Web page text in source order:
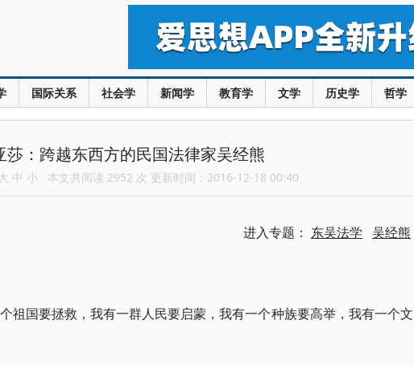
国际关系 社会学 新闻学 教育学 文学 历史学 哲学
莎：跨越东西方的民国法律家吴经熊
中 小 本文共阅读 2952 次 更新时间：2016-12-18 00:40
进入专题： 东吴法学 吴经熊
祖国要拯救，我有一群人民要启蒙，我有一个种族要高举，我有一个文